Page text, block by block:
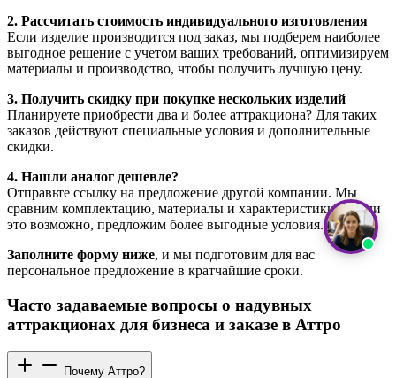
2. Рассчитать стоимость индивидуального изготовления
Если изделие производится под заказ, мы подберем наиболее
выгодное решение с учетом ваших требований, оптимизируем
материалы и производство, чтобы получить лучшую цену.
3. Получить скидку при покупке нескольких изделий
Планируете приобрести два и более аттракциона? Для таких
заказов действуют специальные условия и дополнительные
скидки.
4. Нашли аналог дешевле?
Отправьте ссылку на предложение другой компании. Мы
сравним комплектацию, материалы и характеристики и, если
это возможно, предложим более выгодные условия.
Заполните форму ниже, и мы подготовим для вас
персональное предложение в кратчайшие сроки.
Часто задаваемые вопросы о надувных
аттракционах для бизнеса и заказе в Аттро
Почему Аттро?